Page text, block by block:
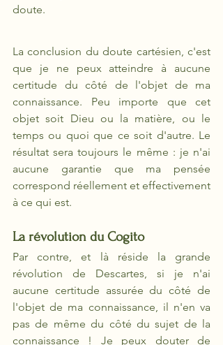
doute.
La conclusion du doute cartésien, c'est
que je ne peux atteindre à aucune
certitude du côté de l'objet de ma
connaissance. Peu importe que cet
objet soit Dieu ou la matière, ou le
temps ou quoi que ce soit d'autre. Le
résultat sera toujours le même : je n'ai
aucune garantie que ma pensée
correspond réellement et effectivement
à ce qui est.
La révolution du Cogito
Par contre, et là réside la grande
révolution de Descartes, si je n'ai
aucune certitude assurée du côté de
l'objet de ma connaissance, il n'en va
pas de même du côté du sujet de la
connaissance ! Je peux douter de